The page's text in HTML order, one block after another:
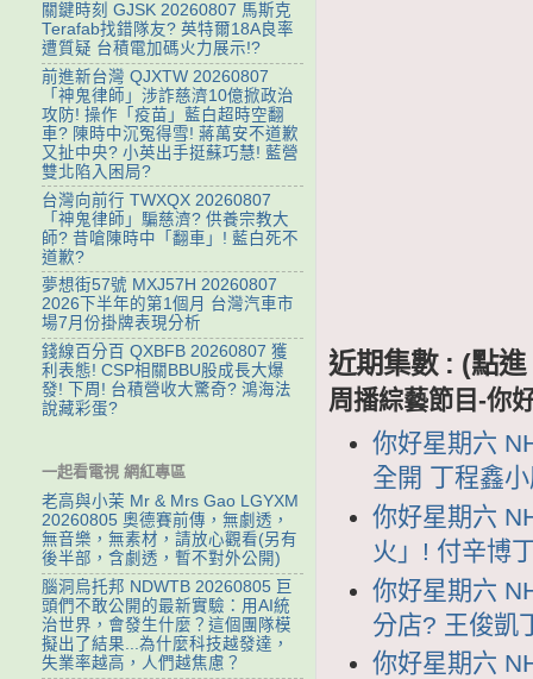
近期集數 : (點
周播綜藝節目-你
你好星期六
全開 丁程鑫
你好星期六
火」! 付辛博
你好星期六
分店? 王俊凱
你好星期六
關鍵時刻 GJSK 20260807 馬斯克
Terafab找錯隊友? 英特爾18A良率
遭質疑 台積電加碼火力展示!?
前進新台灣 QJXTW 20260807
「神鬼律師」涉詐慈濟10億掀政治
攻防! 操作「疫苗」藍白超時空翻
車? 陳時中沉冤得雪! 蔣萬安不道歉
又扯中央? 小英出手挺蘇巧慧! 藍營
雙北陷入困局?
台灣向前行 TWXQX 20260807
「神鬼律師」騙慈濟? 供養宗教大
師? 昔嗆陳時中「翻車」! 藍白死不
道歉?
夢想街57號 MXJ57H 20260807
2026下半年的第1個月 台灣汽車市
場7月份掛牌表現分析
錢線百分百 QXBFB 20260807 獲
利表態! CSP相關BBU股成長大爆
發! 下周! 台積營收大驚奇? 鴻海法
說藏彩蛋?
一起看電視 網紅專區
老高與小茉 Mr & Mrs Gao LGYXM
20260805 奧德賽前傳，無劇透，
無音樂，無素材，請放心觀看(另有
後半部，含劇透，暫不對外公開)
腦洞烏托邦 NDWTB 20260805 巨
頭們不敢公開的最新實驗：用AI統
治世界，會發生什麼？這個團隊模
擬出了結果...為什麼科技越發達，
失業率越高，人們越焦慮？